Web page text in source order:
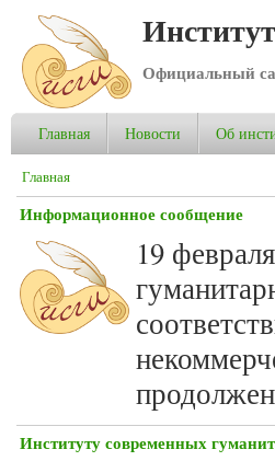
Официальный
Главная Новости Об
Вы здесь
Главная
Информационное сообщение
19
Институту современных